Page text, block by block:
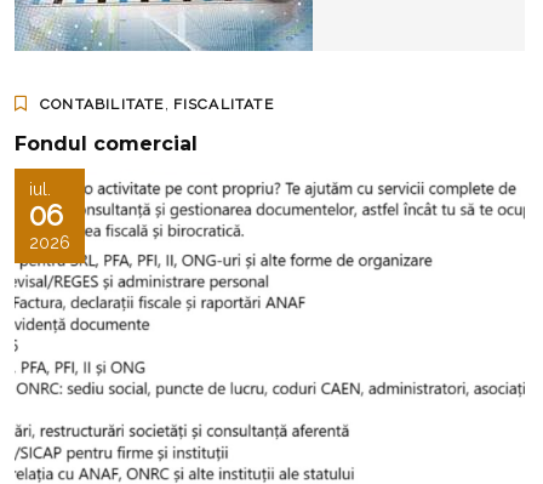
CONTABILITATE, FISCALITATE
Fondul comercial
iul.
06
2026